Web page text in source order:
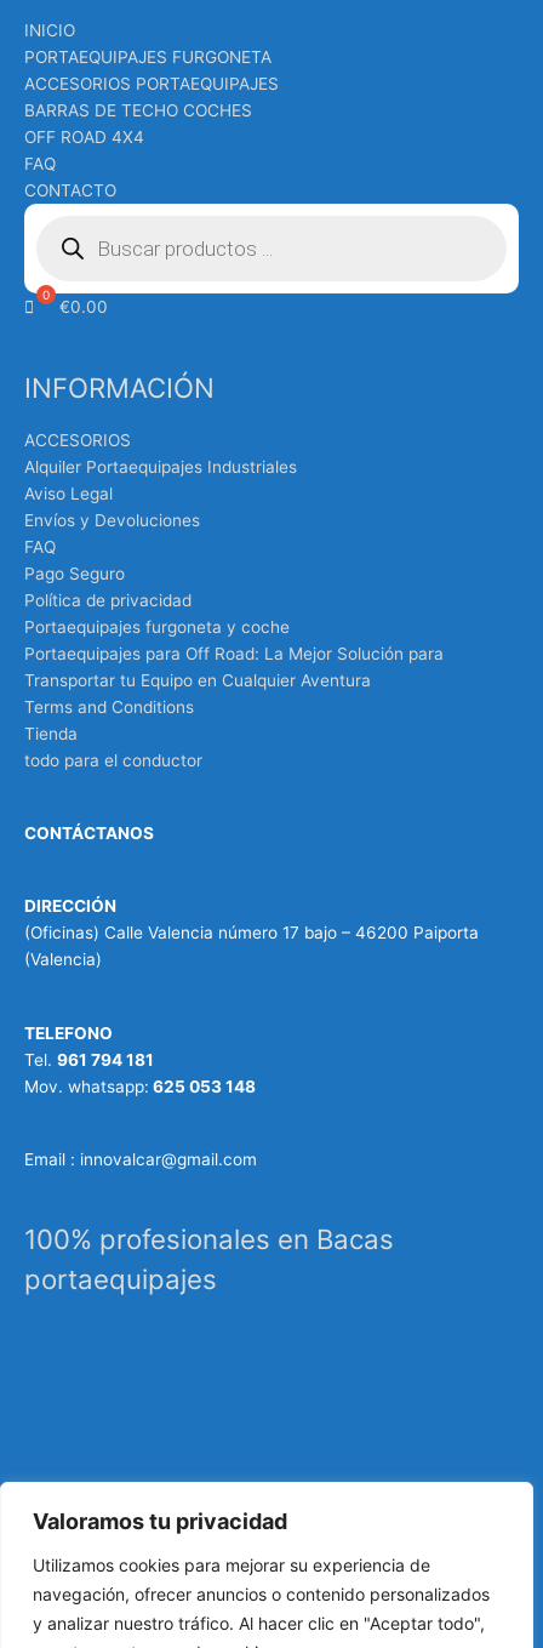
Valoramos tu privacidad
Utilizamos cookies para mejorar su experiencia de
navegación, ofrecer anuncios o contenido personalizados
y analizar nuestro tráfico. Al hacer clic en "Aceptar todo",
INICIO
PORTAEQUIPAJES FURGONETA
ACCESORIOS PORTAEQUIPAJES
BARRAS DE TECHO COCHES
OFF ROAD 4X4
FAQ
CONTACTO
Búsqueda
productos
€0.00
INFORMACIÓN
ACCESORIOS
Alquiler Portaequipajes Industriales
Aviso Legal
Envíos y Devoluciones
FAQ
Pago Seguro
Política de privacidad
Portaequipajes furgoneta y coche
Portaequipajes para Off Road: La Mejor Solución para
Transportar tu Equipo en Cualquier Aventura
Terms and Conditions
Tienda
todo para el conductor
CONTÁCTANOS
DIRECCIÓN
(Oficinas) Calle Valencia número 17 bajo – 46200 Paiporta
(Valencia)
TELEFONO
Tel. 961 794 181
Mov. whatsapp: 625 053 148
Email : innovalcar@gmail.com
100% profesionales en Bacas
portaequipajes
industriales, barras de techo, carrocería, etc…